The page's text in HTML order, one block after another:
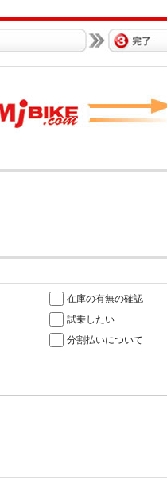
在庫の有無の確認
試乗したい
分割払いについて